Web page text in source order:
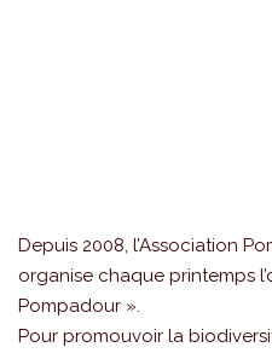
Depuis 2008, l’Association
organise chaque printemps
Pompadour ».
Pour promouvoir la